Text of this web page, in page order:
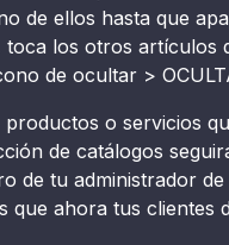
de ellos hasta que
toca los otros artículos
de ocultar >
o servicios
de catálogos
de tu administrador de
que ahora tus clientes